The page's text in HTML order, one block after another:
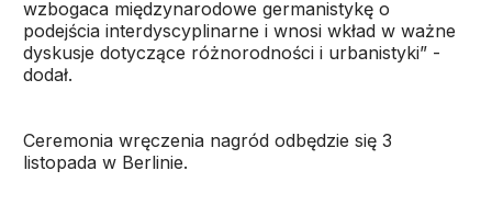
wzbogaca międzynarodowe germanistykę o
podejścia interdyscyplinarne i wnosi wkład w ważne
dyskusje dotyczące różnorodności i urbanistyki” -
dodał.
Ceremonia wręczenia nagród odbędzie się 3
listopada w Berlinie.